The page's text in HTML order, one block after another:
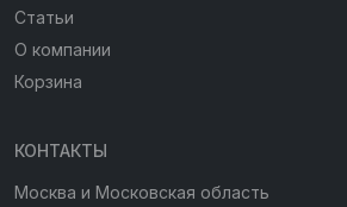
Статьи
О компании
Корзина
КОНТАКТЫ
Москва и Московская область